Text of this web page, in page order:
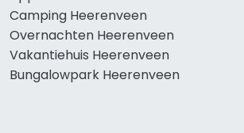
Camping Heerenveen
Overnachten Heerenveen
Vakantiehuis Heerenveen
Bungalowpark Heerenveen